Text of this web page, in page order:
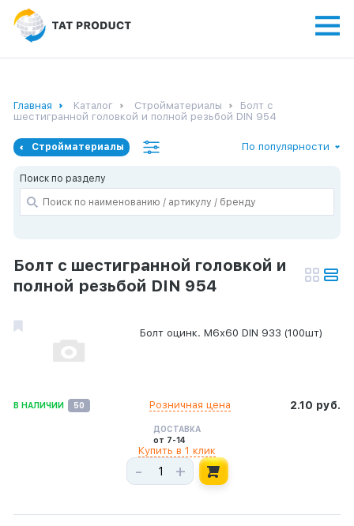
Главная Каталог Стройматериалы
Болт с
шестигранной головкой и полной резьбой DIN 954
Стройматериалы По популярности
Поиск по разделу
Болт с шестигранной головкой и
полной резьбой DIN 954
Болт оцинк. М6х60 DIN 933 (100шт)
В НАЛИЧИИ 50 2.10 руб.
Розничная цена
ДОСТАВКА
от 7-14
- +
Купить в 1 клик